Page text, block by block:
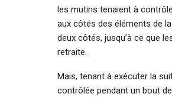
les mutins tenaient à
aux côtés des éléments de
deux côtés, jusqu’à ce que
retraite.
Mais, tenant à exécuter la
contrôlée pendant un bout